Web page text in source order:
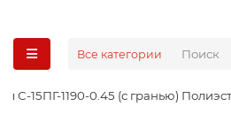
Все категории
С-15ПГ-1190-0.45 (с гранью)